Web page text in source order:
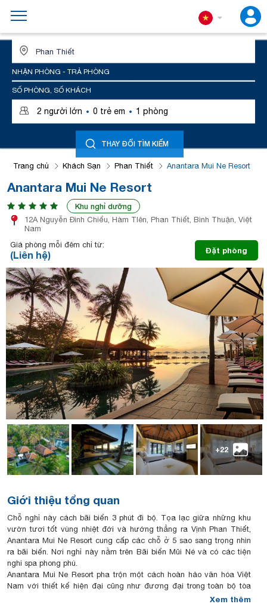
NHẬN PHÒNG - TRẢ PHÒNG
SỐ PHÒNG, SỐ KHÁCH
2 người lớn · 0 trẻ em · 1 phòng
THAY ĐỔI TÌM KIẾM
Trang chủ Khách Sạn Phan Thiết Anantara Mui Ne Resort
Anantara Mui Ne Resort
Khu nghỉ dưỡng
12A Nguyễn Đình Chiểu, Hàm TIên, Phan Thiết, Bình Thuận, Việt
Nam
Giá phòng mỗi đêm chỉ từ:
(Liên hệ) Đặt phòng
+22
Giới thiệu tổng quan
Chỗ nghỉ này cách bãi biển 3 phút đi bộ. Tọa lạc giữa những khu
vườn tươi tốt vùng nhiệt đới và hướng thẳng ra Vịnh Phan Thiết,
Anantara Mui Ne Resort cung cấp các chỗ ở 5 sao sang trọng nhìn
ra bãi biển. Nơi nghỉ này nằm trên Bãi biển Mũi Né và có các tiện
nghi spa phong phú.
Anantara Mui Ne Resort pha trộn một cách hoàn hảo văn hóa Việt
Nam với thiết kế hiện đại cũng như đương đại trong toàn bộ tòa
Xem thêm